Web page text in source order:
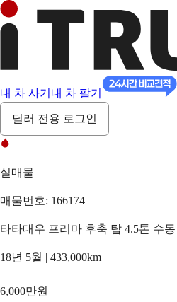
내 차 사기 내 차 팔기
딜러 전용 로그인
실매물
매물번호: 166174
타타대우 프리마 후축 탑 4.5톤 수동
18년 5월 | 433,000km
6,000만원